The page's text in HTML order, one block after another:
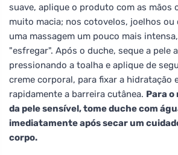
suave, aplique o produto com as mãos
muito macia; nos cotovelos, joelhos ou
uma massagem um pouco mais
"esfregar". Após o duche, seque a pele
pressionando a toalha e aplique de
creme corporal, para fixar a hidratação
rapidamente a barreira cutânea. Para
da pele sensível, tome duche com
imediatamente após secar um
corpo.